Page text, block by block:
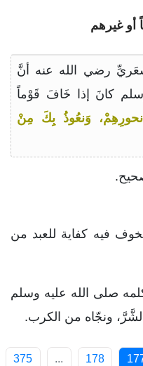
رضي الله عنه أنَّ
كانَ إذا خَافَ قَوْماً
وَنعُوذُ بِكَ مِنْ
فيه كفاية للعبد من
صلى الله عليه وسلم
الشَّرَّ، ونجّاه من الكرب.
178
...
375